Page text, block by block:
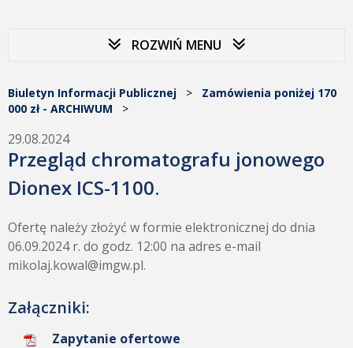
ROZWIŃ MENU
Biuletyn Informacji Publicznej > Zamówienia poniżej 170
000 zł - ARCHIWUM >
29.08.2024
Przegląd chromatografu jonowego
Dionex ICS-1100.
Ofertę należy złożyć w formie elektronicznej do dnia
06.09.2024 r. do godz. 12:00 na adres e-mail
mikolaj.kowal@imgw.pl.
Załączniki:
Zapytanie ofertowe